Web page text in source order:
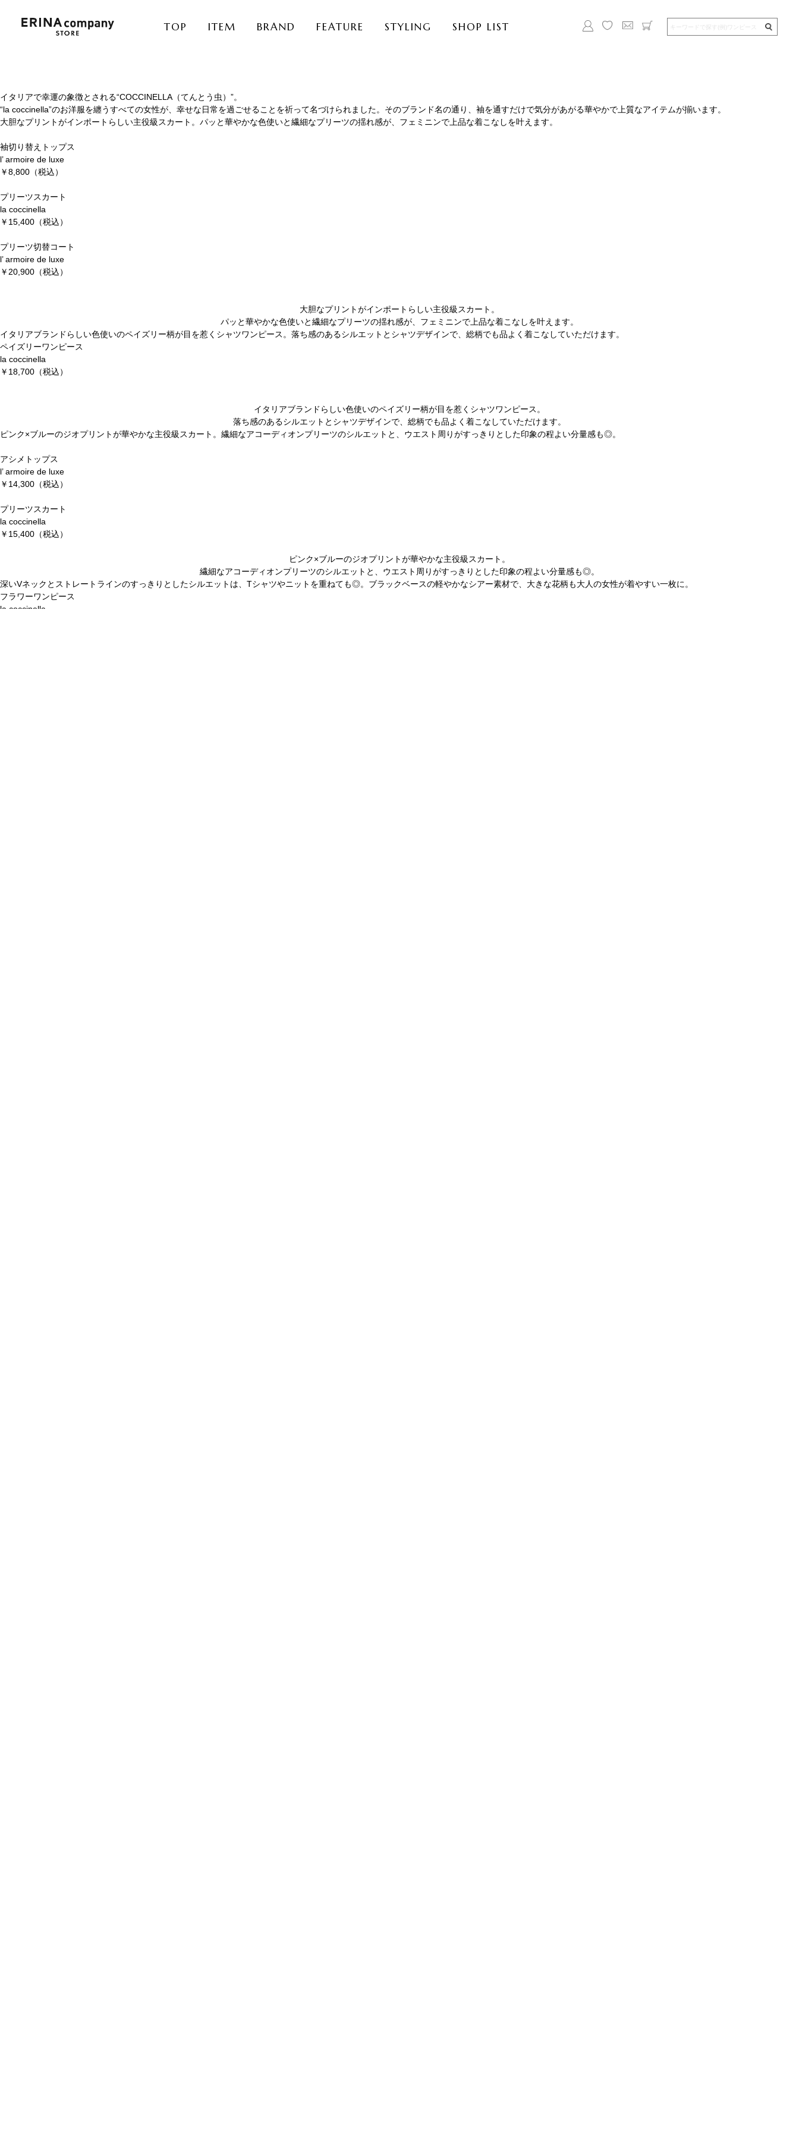
TOP ITEM BRAND FEATURE STYLING SHOP LIST
イタリアで幸運の象徴とされる“COCCINELLA （てんとう虫） ”。
“la coccinella”のお洋服を纏うすべての女性が、幸せな日常を過ごせることを祈って名づけられました。そのブランド名の通り、袖を通すだけで気分があがる華やかで上質なアイテムが揃います。
大胆なプリントがインポートらしい主役級スカート。パッと華やかな色使いと繊細なプリーツの揺れ感が、フェミニンで上品な着こなしを叶えます。
袖切り替えトップス
l’ armoire de luxe
￥8,800（税込）
プリーツスカート
la coccinella
￥15,400（税込）
プリーツ切替コート
l’ armoire de luxe
￥20,900（税込）
大胆なプリントがインポートらしい主役級スカート。
パッと華やかな色使いと繊細なプリーツの揺れ感が、フェミニンで上品な着こなしを叶えます。
イタリアブランドらしい色使いのペイズリー柄が目を惹くシャツワンピース。落ち感のあるシルエットとシャツデザインで、総柄でも品よく着こなしていただけます。
ペイズリーワンピース
la coccinella
￥18,700（税込）
イタリアブランドらしい色使いのペイズリー柄が目を惹くシャツワンピース。
落ち感のあるシルエットとシャツデザインで、総柄でも品よく着こなしていただけます。
ピンク×ブルーのジオプリントが華やかな主役級スカート。繊細なアコーディオンプリーツのシルエットと、ウエスト周りがすっきりとした印象の程よい分量感も◎。
アシメトップス
l’ armoire de luxe
￥14,300（税込）
プリーツスカート
la coccinella
￥15,400（税込）
ピンク×ブルーのジオプリントが華やかな主役級スカート。
繊細なアコーディオンプリーツのシルエットと、ウエスト周りがすっきりとした印象の程よい分量感も◎。
深いVネックとストレートラインのすっきりとしたシルエットは、 Tシャツやニットを重ねても◎。ブラックベースの軽やかなシアー素材で、大きな花柄も大人の女性が着やすい一枚に。
フラワーワンピース
la coccinella